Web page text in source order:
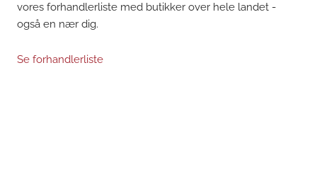
vores forhandlerliste med butikker over hele landet -
også en nær dig.
Se forhandlerliste